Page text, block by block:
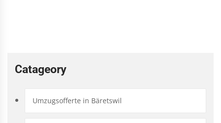
Catageory
Umzugsofferte in Bäretswil